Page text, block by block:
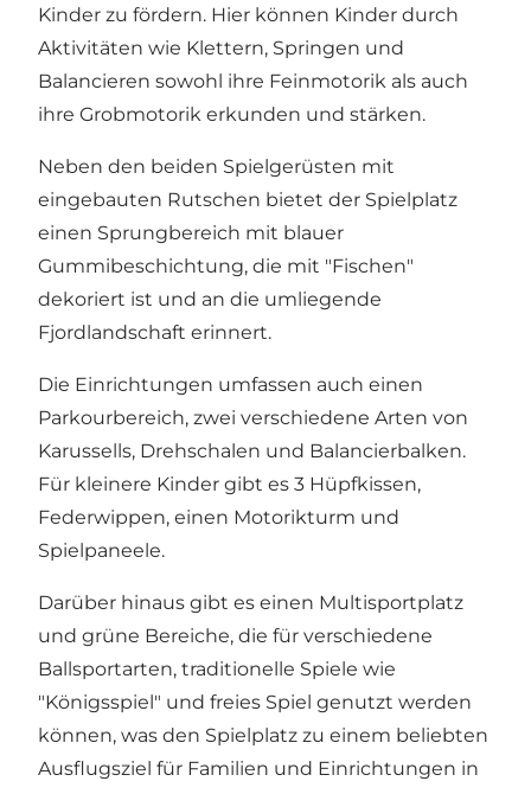
Kinder zu fördern. Hier können Kinder durch
Aktivitäten wie Klettern, Springen und
Balancieren sowohl ihre Feinmotorik als auch
ihre Grobmotorik erkunden und stärken.
Neben den beiden Spielgerüsten mit
eingebauten Rutschen bietet der Spielplatz
einen Sprungbereich mit blauer
Gummibeschichtung, die mit "Fischen"
dekoriert ist und an die umliegende
Fjordlandschaft erinnert.
Die Einrichtungen umfassen auch einen
Parkourbereich, zwei verschiedene Arten von
Karussells, Drehschalen und Balancierbalken.
Für kleinere Kinder gibt es 3 Hüpfkissen,
Federwippen, einen Motorikturm und
Spielpaneele.
Darüber hinaus gibt es einen Multisportplatz
und grüne Bereiche, die für verschiedene
Ballsportarten, traditionelle Spiele wie
"Königsspiel" und freies Spiel genutzt werden
können, was den Spielplatz zu einem beliebten
Ausflugsziel für Familien und Einrichtungen in